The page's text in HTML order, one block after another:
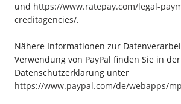
und https://www.ratepay.com/legal-
creditagencies/.
Nähere Informationen zur
Verwendung von PayPal finden Sie in
Datenschutzerklärung unter
https://www.paypal.com/de/webapps/